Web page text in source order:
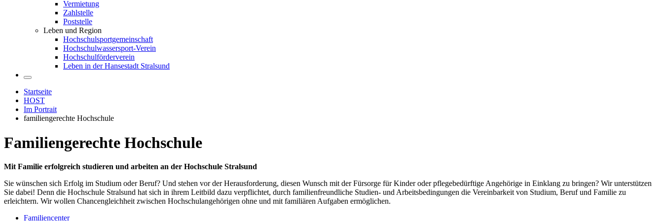
Vermietung
Zahlstelle
Poststelle
Leben und Region
Hochschulsportgemeinschaft
Hochschulwassersport-Verein
Hochschulförderverein
Leben in der Hansestadt Stralsund
Startseite
HOST
Im Portrait
familiengerechte Hochschule
Fa­mi­li­en­ge­rech­te Hoch­schu­le
Mit Familie erfolgreich studieren und arbeiten an der Hochschule Stralsund
Sie wünschen sich Erfolg im Studium oder Beruf? Und stehen vor der Herausforderung, diesen Wunsch mit der Fürsorge für Kinder oder pflegebedürftige Angehörige in Einklang zu bringen? Wir unterstützen
Sie dabei! Denn die Hochschule Stralsund hat sich in ihrem Leitbild dazu verpflichtet, durch familienfreundliche Studien- und Arbeitsbedingungen die Vereinbarkeit von Studium, Beruf und Familie zu
erleichtern. Wir wollen Chancengleichheit zwischen Hochschulangehörigen ohne und mit familiären Aufgaben ermöglichen.
Familiencenter